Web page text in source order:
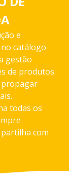
e
catálogo
gestão
de produtos.
propagar
todas os
com